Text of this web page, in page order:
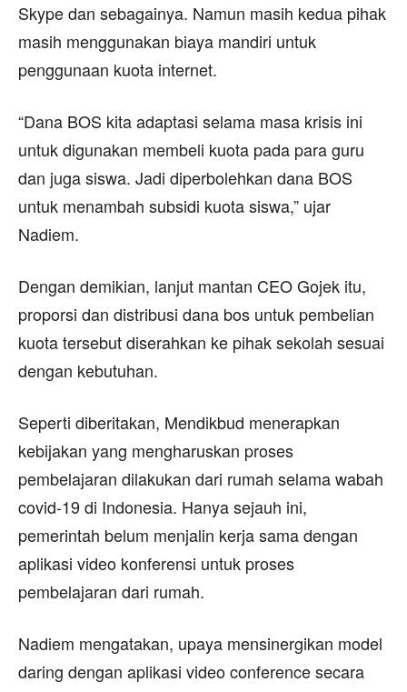
Skype dan sebagainya. Namun masih kedua pihak
masih menggunakan biaya mandiri untuk
penggunaan kuota internet.
“Dana BOS kita adaptasi selama masa krisis ini
untuk digunakan membeli kuota pada para guru
dan juga siswa. Jadi diperbolehkan dana BOS
untuk menambah subsidi kuota siswa,” ujar
Nadiem.
Dengan demikian, lanjut mantan CEO Gojek itu,
proporsi dan distribusi dana bos untuk pembelian
kuota tersebut diserahkan ke pihak sekolah sesuai
dengan kebutuhan.
Seperti diberitakan, Mendikbud menerapkan
kebijakan yang mengharuskan proses
pembelajaran dilakukan dari rumah selama wabah
covid-19 di Indonesia. Hanya sejauh ini,
pemerintah belum menjalin kerja sama dengan
aplikasi video konferensi untuk proses
pembelajaran dari rumah.
Nadiem mengatakan, upaya mensinergikan model
daring dengan aplikasi video conference secara